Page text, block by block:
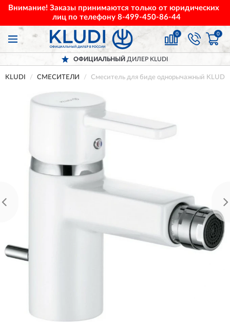
Внимание! Заказы принимаются только от юридических
лиц по телефону 8-499-450-86-44
0 0
ОФИЦИАЛЬНЫЙ ДИЛЕР KLUDI
KLUDI СМЕСИТЕЛИ Смеситель для биде однорычажный KLUDI